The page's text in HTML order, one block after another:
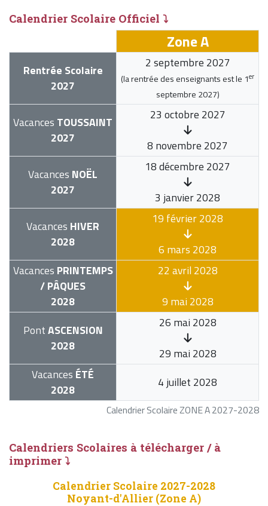
Calendrier Scolaire Officiel ⤵
Calendrier Scolaire ZONE A 2027-2028
Zone A
Rentrée Scolaire
2027
2 septembre 2027
(la rentrée des enseignants est le 1er
septembre 2027)
Vacances TOUSSAINT
2027
23 octobre 2027
8 novembre 2027
Vacances NOËL
2027
18 décembre 2027
3 janvier 2028
Vacances HIVER
2028
19 février 2028
6 mars 2028
Vacances PRINTEMPS
/ PÂQUES
2028
22 avril 2028
9 mai 2028
PontASCENSION
2028
26 mai 2028
29 mai 2028
Vacances ÉTÉ
2028
4 juillet 2028
Calendriers Scolaires à télécharger / à
imprimer ⤵
Calendrier Scolaire 2027-2028
Noyant-d'Allier (Zone A)